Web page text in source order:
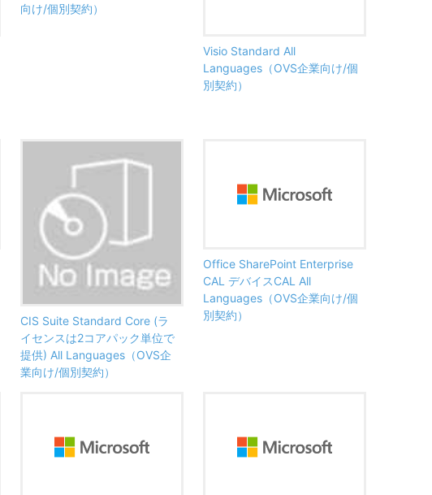
向け/個別契約）
Visio Standard All
Languages（OVS企業向け/個
別契約）
CIS Suite Standard Core (ラ
イセンスは2コアパック単位で
提供) All Languages（OVS企
業向け/個別契約）
Office SharePoint Enterprise
CAL デバイスCAL All
Languages（OVS企業向け/個
別契約）